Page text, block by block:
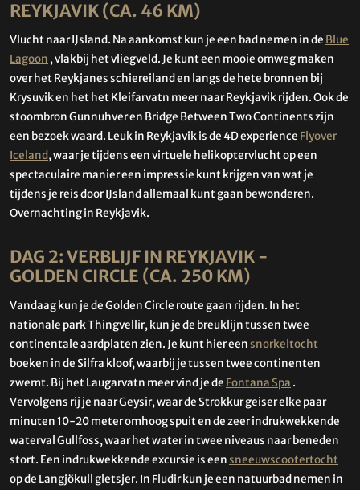
REYKJAVIK (CA. 46 KM)
Vlucht naar IJsland. Na aankomst kun je een bad nemen in de Blue
Lagoon , vlakbij het vliegveld. Je kunt een mooie omweg maken
over het Reykjanes schiereiland en langs de hete bronnen bij
Krysuvik en het het Kleifarvatn meer naar Reykjavik rijden. Ook de
stoombron Gunnuhver en Bridge Between Two Continents zijn
een bezoek waard. Leuk in Reykjavik is de 4D experience Flyover
Iceland, waar je tijdens een virtuele helikoptervlucht op een
spectaculaire manier een impressie kunt krijgen van wat je
tijdens je reis door IJsland allemaal kunt gaan bewonderen.
Overnachting in Reykjavik.
DAG 2: VERBLIJF IN REYKJAVIK -
GOLDEN CIRCLE (CA. 250 KM)
Vandaag kun je de Golden Circle route gaan rijden. In het
nationale park Thingvellir, kun je de breuklijn tussen twee
continentale aardplaten zien. Je kunt hier eensnorkeltocht
boeken in de Silfra kloof, waarbij je tussen twee continenten
zwemt. Bij het Laugarvatn meer vind je de Fontana Spa .
Vervolgens rij je naar Geysir, waar de Strokkur geiser elke paar
minuten 10-20 meter omhoog spuit en de zeer indrukwekkende
waterval Gullfoss, waar het water in twee niveaus naar beneden
stort. Een indrukwekkende excursie is eensneeuwscootertocht
op de Langjökull gletsjer. In Fludir kun je een natuurbad nemen in